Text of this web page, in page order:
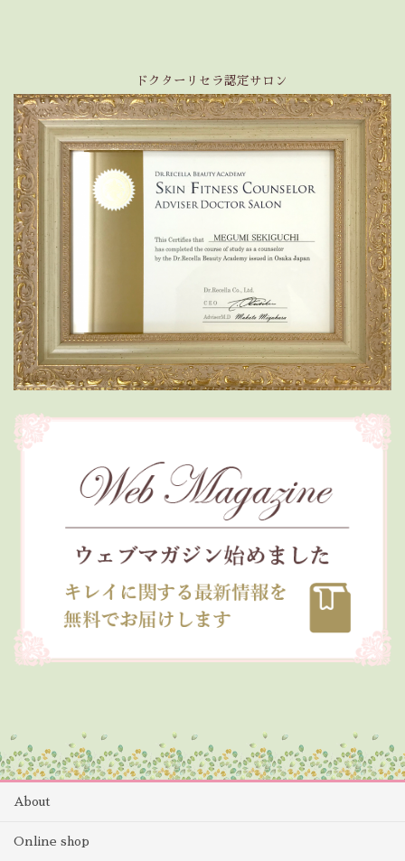
ドクターリセラ認定サロン
About
Online shop